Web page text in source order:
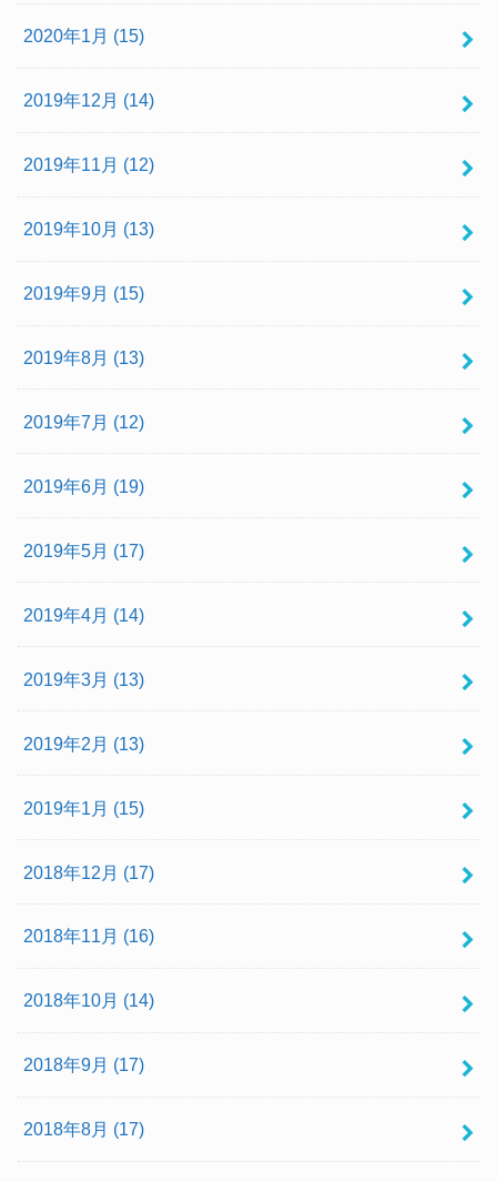
2020年1月 (15)
2019年12月 (14)
2019年11月 (12)
2019年10月 (13)
2019年9月 (15)
2019年8月 (13)
2019年7月 (12)
2019年6月 (19)
2019年5月 (17)
2019年4月 (14)
2019年3月 (13)
2019年2月 (13)
2019年1月 (15)
2018年12月 (17)
2018年11月 (16)
2018年10月 (14)
2018年9月 (17)
2018年8月 (17)